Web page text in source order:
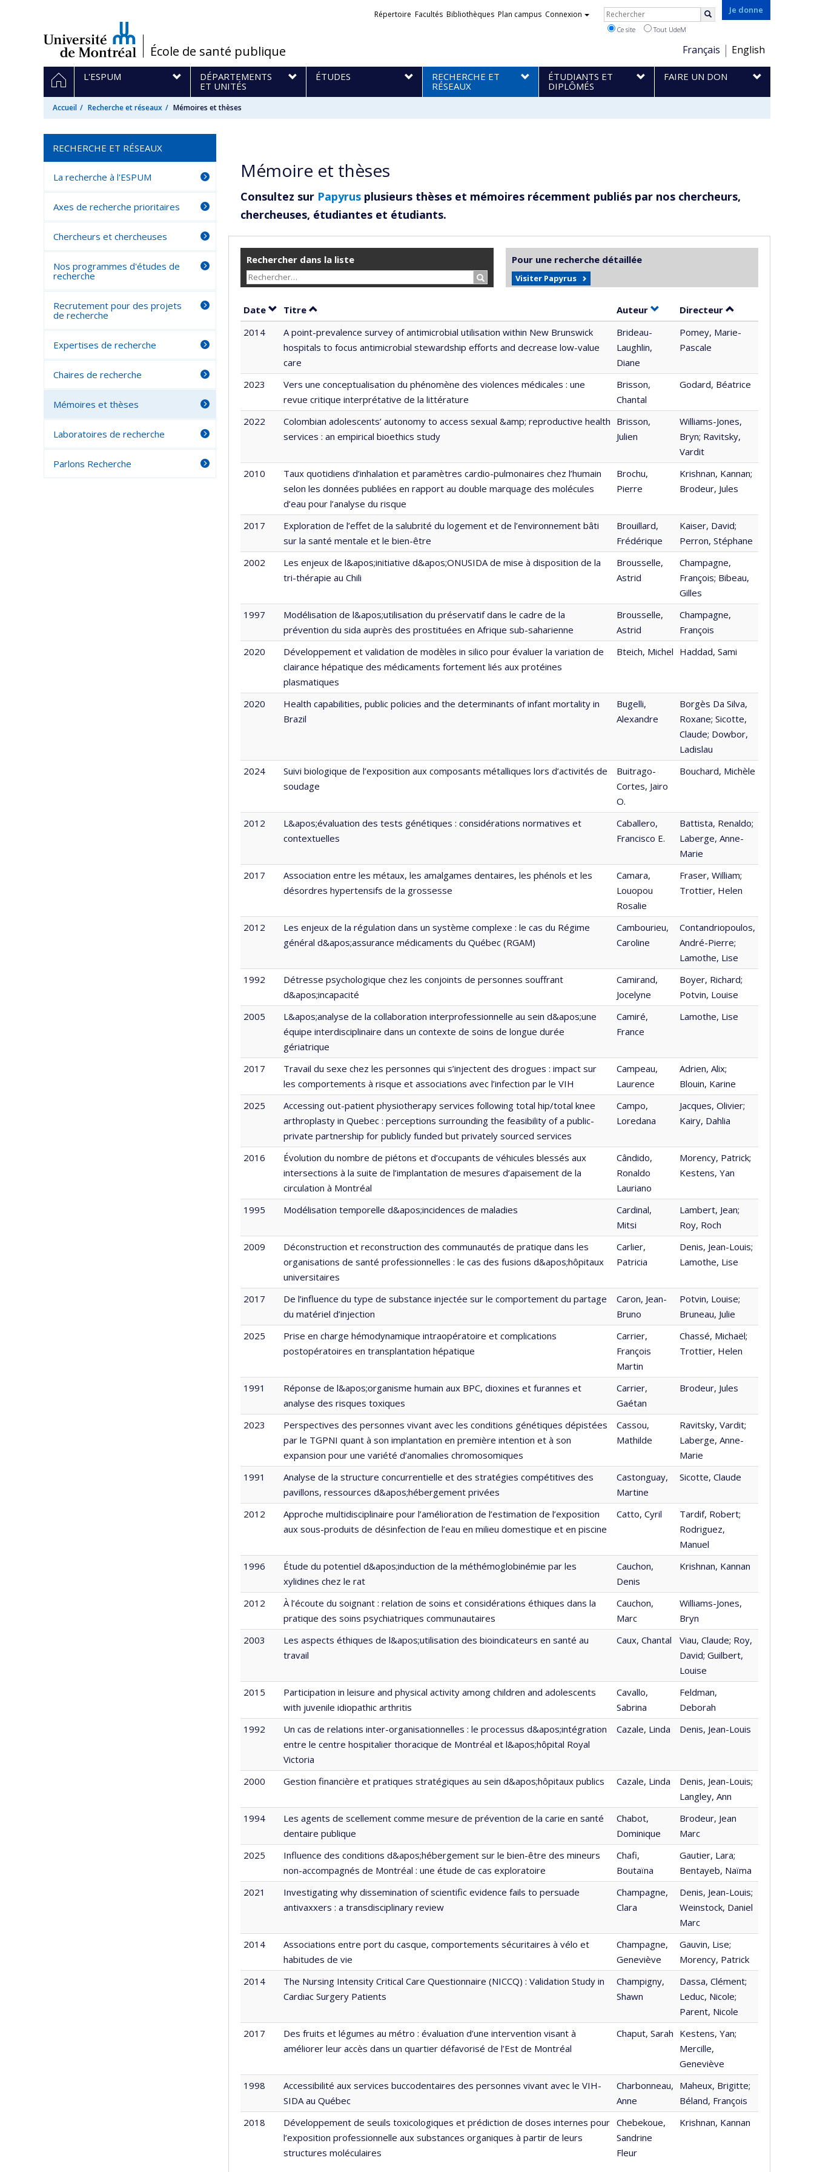
/École de santé publique
Je donne
Choix
de
la
langue
Français English
Liens
Répertoire Facultés Bibliothèques Plan campus Connexion Rechercher
Ce site Tout UdeM
Navigation
principale
ACCUEIL
L'ESPUM
DÉPARTEMENTS
ET UNITÉS
ÉTUDES
RECHERCHE ET
RÉSEAUX
ÉTUDIANTS ET
DIPLÔMÉS
FAIRE UN DON
Accueil Recherche et réseaux Mémoires et thèses
Mémoire et thèses
Consultez sur Papyrus plusieurs thèses et mémoires récemment publiés par nos chercheurs,
chercheuses, étudiantes et étudiants.
Rechercher dans la liste
Rechercher…
Pour une recherche détaillée
Visiter Papyrus
Date Trier par date en ordre croissant
Titre Trier par titre en ordre croissant Auteur Trier par auteur en ordre croissant
Directeur par contributeur
2014
A point-prevalence survey of antimicrobial utilisation within New Brunswick
hospitals to focus antimicrobial stewardship efforts and decrease low-value
care
Brideau-
Laughlin,
Diane
Pomey, Marie-
Pascale
2023
Vers une conceptualisation du phénomène des violences médicales : une
revue critique interprétative de la littérature
Brisson,
Chantal
Godard, Béatrice
2022
Colombian adolescents’ autonomy to access sexual &amp; reproductive health
services : an empirical bioethics study
Brisson,
Julien
Williams-Jones,
Bryn; Ravitsky,
Vardit
2010
Taux quotidiens d’inhalation et paramètres cardio-pulmonaires chez l’humain
selon les données publiées en rapport au double marquage des molécules
d’eau pour l’analyse du risque
Brochu,
Pierre
Krishnan, Kannan;
Brodeur, Jules
2017
Exploration de l’effet de la salubrité du logement et de l’environnement bâti
sur la santé mentale et le bien-être
Brouillard,
Frédérique
Kaiser, David;
Perron, Stéphane
2002
Les enjeux de l&apos;initiative d&apos;ONUSIDA de mise à disposition de la
tri-thérapie au Chili
Brousselle,
Astrid
Champagne,
François; Bibeau,
Gilles
1997
Modélisation de l&apos;utilisation du préservatif dans le cadre de la
prévention du sida auprès des prostituées en Afrique sub-saharienne
Brousselle,
Astrid
Champagne,
François
2020
Développement et validation de modèles in silico pour évaluer la variation de
clairance hépatique des médicaments fortement liés aux protéines
plasmatiques
Bteich, Michel Haddad, Sami
2020
Health capabilities, public policies and the determinants of infant mortality in
Brazil
Bugelli,
Alexandre
Borgès Da Silva,
Roxane; Sicotte,
Claude; Dowbor,
Ladislau
2024
Suivi biologique de l’exposition aux composants métalliques lors d’activités de
soudage
Buitrago-
Cortes, Jairo
O.
Bouchard, Michèle
2012
L&apos;évaluation des tests génétiques : considérations normatives et
contextuelles
Caballero,
Francisco E.
Battista, Renaldo;
Laberge, Anne-
Marie
2017
Association entre les métaux, les amalgames dentaires, les phénols et les
désordres hypertensifs de la grossesse
Camara,
Louopou
Rosalie
Fraser, William;
Trottier, Helen
2012
Les enjeux de la régulation dans un système complexe : le cas du Régime
général d&apos;assurance médicaments du Québec (RGAM)
Cambourieu,
Caroline
Contandriopoulos,
André-Pierre;
Lamothe, Lise
1992
Détresse psychologique chez les conjoints de personnes souffrant
d&apos;incapacité
Camirand,
Jocelyne
Boyer, Richard;
Potvin, Louise
2005
L&apos;analyse de la collaboration interprofessionnelle au sein d&apos;une
équipe interdisciplinaire dans un contexte de soins de longue durée
gériatrique
Camiré,
France
Lamothe, Lise
2017
Travail du sexe chez les personnes qui s’injectent des drogues : impact sur
les comportements à risque et associations avec l’infection par le VIH
Campeau,
Laurence
Adrien, Alix;
Blouin, Karine
2025
Accessing out-patient physiotherapy services following total hip/total knee
arthroplasty in Quebec : perceptions surrounding the feasibility of a public-
private partnership for publicly funded but privately sourced services
Campo,
Loredana
Jacques, Olivier;
Kairy, Dahlia
2016
Évolution du nombre de piétons et d’occupants de véhicules blessés aux
intersections à la suite de l’implantation de mesures d’apaisement de la
circulation à Montréal
Cândido,
Ronaldo
Lauriano
Morency, Patrick;
Kestens, Yan
1995 Modélisation temporelle d&apos;incidences de maladies
Cardinal,
Mitsi
Lambert, Jean;
Roy, Roch
2009
Déconstruction et reconstruction des communautés de pratique dans les
organisations de santé professionnelles : le cas des fusions d&apos;hôpitaux
universitaires
Carlier,
Patricia
Denis, Jean-Louis;
Lamothe, Lise
2017
De l’influence du type de substance injectée sur le comportement du partage
du matériel d’injection
Caron, Jean-
Bruno
Potvin, Louise;
Bruneau, Julie
2025
Prise en charge hémodynamique intraopératoire et complications
postopératoires en transplantation hépatique
Carrier,
François
Martin
Chassé, Michaël;
Trottier, Helen
1991
Réponse de l&apos;organisme humain aux BPC, dioxines et furannes et
analyse des risques toxiques
Carrier,
Gaétan
Brodeur, Jules
2023
Perspectives des personnes vivant avec les conditions génétiques dépistées
par le TGPNI quant à son implantation en première intention et à son
expansion pour une variété d’anomalies chromosomiques
Cassou,
Mathilde
Ravitsky, Vardit;
Laberge, Anne-
Marie
1991
Analyse de la structure concurrentielle et des stratégies compétitives des
pavillons, ressources d&apos;hébergement privées
Castonguay,
Martine
Sicotte, Claude
2012
Approche multidisciplinaire pour l’amélioration de l’estimation de l’exposition
aux sous-produits de désinfection de l’eau en milieu domestique et en piscine
Catto, Cyril
Tardif, Robert;
Rodriguez,
Manuel
1996
Étude du potentiel d&apos;induction de la méthémoglobinémie par les
xylidines chez le rat
Cauchon,
Denis
Krishnan, Kannan
2012
À l’écoute du soignant : relation de soins et considérations éthiques dans la
pratique des soins psychiatriques communautaires
Cauchon,
Marc
Williams-Jones,
Bryn
2003
Les aspects éthiques de l&apos;utilisation des bioindicateurs en santé au
travail
Caux, Chantal
Viau, Claude; Roy,
David; Guilbert,
Louise
2015
Participation in leisure and physical activity among children and adolescents
with juvenile idiopathic arthritis
Cavallo,
Sabrina
Feldman,
Deborah
1992
Un cas de relations inter-organisationnelles : le processus d&apos;intégration
entre le centre hospitalier thoracique de Montréal et l&apos;hôpital Royal
Victoria
Cazale, Linda Denis, Jean-Louis
2000 Gestion financière et pratiques stratégiques au sein d&apos;hôpitaux publics Cazale, Linda
Denis, Jean-Louis;
Langley, Ann
1994
Les agents de scellement comme mesure de prévention de la carie en santé
dentaire publique
Chabot,
Dominique
Brodeur, Jean
Marc
2025
Influence des conditions d&apos;hébergement sur le bien-être des mineurs
non-accompagnés de Montréal : une étude de cas exploratoire
Chafi,
Boutaïna
Gautier, Lara;
Bentayeb, Naïma
2021
Investigating why dissemination of scientific evidence fails to persuade
antivaxxers : a transdisciplinary review
Champagne,
Clara
Denis, Jean-Louis;
Weinstock, Daniel
Marc
2014
Associations entre port du casque, comportements sécuritaires à vélo et
habitudes de vie
Champagne,
Geneviève
Gauvin, Lise;
Morency, Patrick
2014
The Nursing Intensity Critical Care Questionnaire (NICCQ) : Validation Study in
Cardiac Surgery Patients
Champigny,
Shawn
Dassa, Clément;
Leduc, Nicole;
Parent, Nicole
2017
Des fruits et légumes au métro : évaluation d’une intervention visant à
améliorer leur accès dans un quartier défavorisé de l’Est de Montréal
Chaput, Sarah Kestens, Yan;
Mercille,
Geneviève
1998
Accessibilité aux services buccodentaires des personnes vivant avec le VIH-
SIDA au Québec
Charbonneau,
Anne
Maheux, Brigitte;
Béland, François
2018
Développement de seuils toxicologiques et prédiction de doses internes pour
l’exposition professionnelle aux substances organiques à partir de leurs
structures moléculaires
Chebekoue,
Sandrine
Fleur
Krishnan, Kannan
RECHERCHE ET RÉSEAUX
La recherche à l'ESPUM
Axes de recherche prioritaires
Chercheurs et chercheuses
Nos programmes d'études de
recherche
Recrutement pour des projets
de recherche
Expertises de recherche
Chaires de recherche
Mémoires et thèses
Laboratoires de recherche
Parlons Recherche